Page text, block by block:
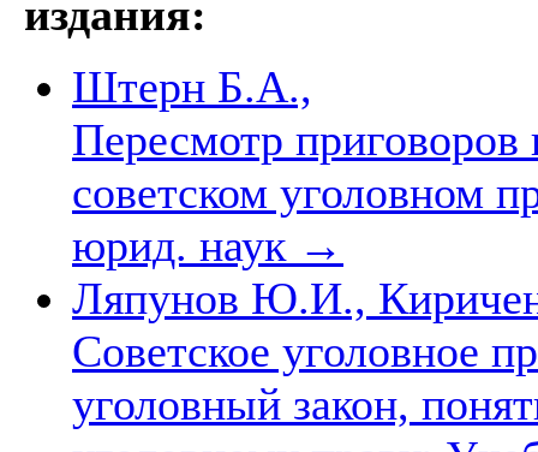
издания:
Штерн Б.А.,
Пересмотр приговоров
советском уголовном
юрид. наук →
Ляпунов Ю.И.,
Советское уголовное
уголовный закон,